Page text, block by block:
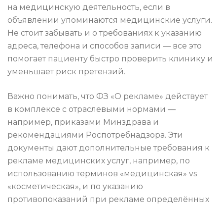
на медицинскую деятельность, если в
объявлении упоминаются медицинские услуги.
Не стоит забывать и о требованиях к указанию
адреса, телефона и способов записи — все это
помогает пациенту быстро проверить клинику и
уменьшает риск претензий.
Важно понимать, что ФЗ «О рекламе» действует
в комплексе с отраслевыми нормами —
например, приказами Минздрава и
рекомендациями Роспотребнадзора. Эти
документы дают дополнительные требования к
рекламе медицинских услуг, например, по
использованию терминов «медицинская» vs
«косметическая», и по указанию
противопоказаний при рекламе определённых